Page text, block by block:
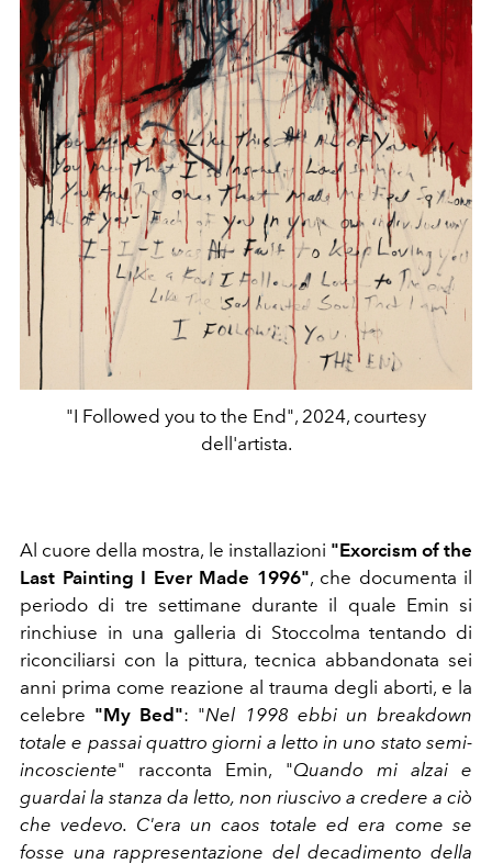
"I Followed you to the End", 2024, courtesy
dell'artista.
Al cuore della mostra, le installazioni "Exorcism of the
Last Painting I Ever Made 1996", che documenta il
periodo di tre settimane durante il quale Emin si
rinchiuse in una galleria di Stoccolma tentando di
riconciliarsi con la pittura, tecnica abbandonata sei
anni prima come reazione al trauma degli aborti, e la
celebre "My Bed": "Nel 1998 ebbi un breakdown
totale e passai quattro giorni a letto in uno stato semi-
incosciente" racconta Emin, "Quando mi alzai e
guardai la stanza da letto, non riuscivo a credere a ciò
che vedevo. C'era un caos totale ed era come se
fosse una rappresentazione del decadimento della